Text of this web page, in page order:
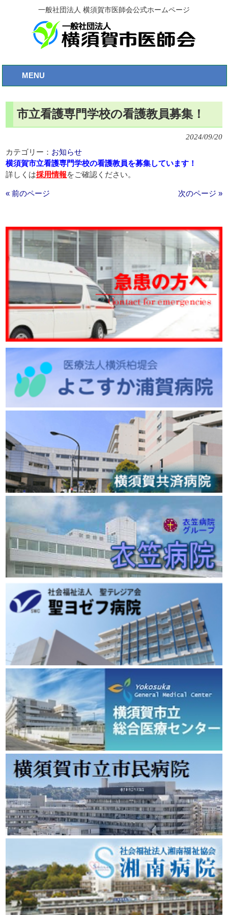
一般社団法人 横須賀市医師会公式ホームページ
MENU
市立看護専門学校の看護教員募集！
2024/09/20
カテゴリー： お知らせ
横須賀市立看護専門学校の看護教員を募集しています！
詳しくは採用情報をご確認ください。
« 前のページ 次のページ »